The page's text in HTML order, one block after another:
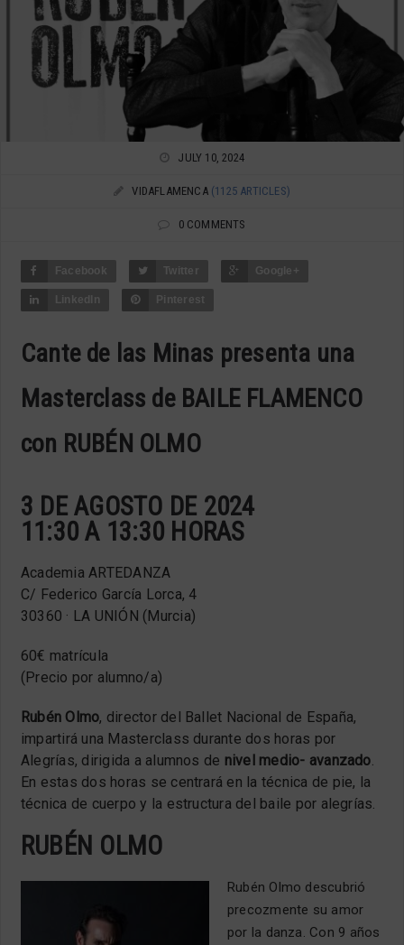
JULY 10, 2024
VIDAFLAMENCA (1125 ARTICLES)
0 COMMENTS
Facebook Twitter Google+
LinkedIn Pinterest
Cante de las Minas presenta una
Masterclass de BAILE FLAMENCO
con RUBÉN OLMO
3 DE AGOSTO DE 2024
11:30 A 13:30 HORAS
Academia ARTEDANZA
C/ Federico García Lorca, 4
30360 · LA UNIÓN (Murcia)
60€ matrícula
(Precio por alumno/a)
Rubén Olmo, director del Ballet Nacional de España,
impartirá una Masterclass durante dos horas por
Alegrías, dirigida a alumnos de nivel medio- avanzado.
En estas dos horas se centrará en la técnica de pie, la
técnica de cuerpo y la estructura del baile por alegrías.
RUBÉN OLMO
Rubén Olmo descubrió
precozmente su amor
por la danza. Con 9 años